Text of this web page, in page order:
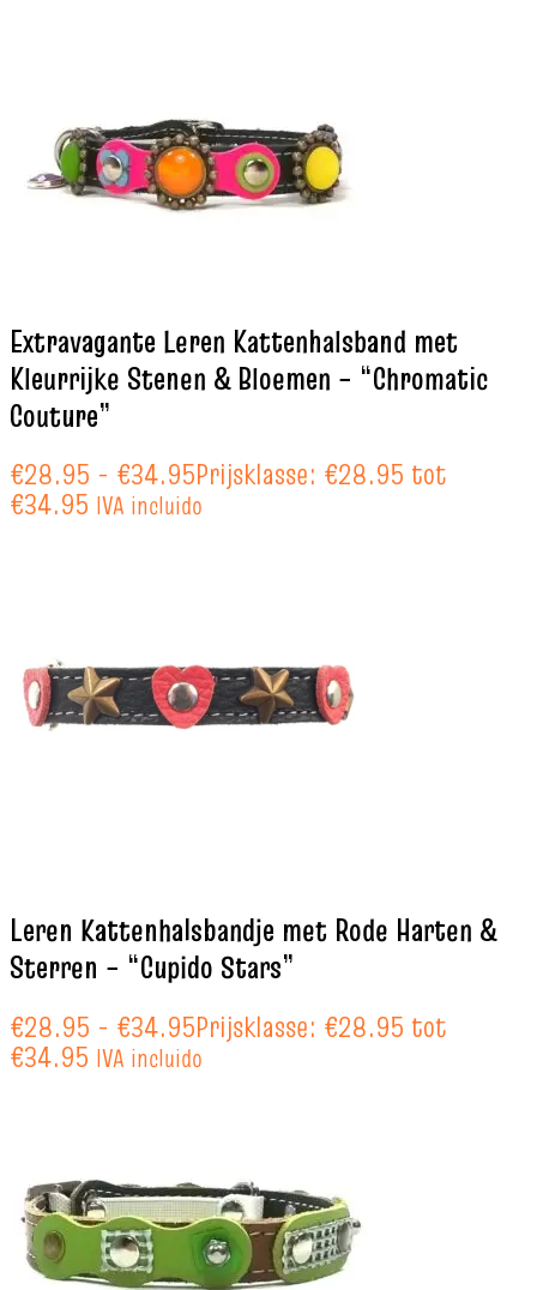
Extravagante Leren Kattenhalsband met
Kleurrijke Stenen & Bloemen – “Chromatic
Couture”
€28.95 - €34.95Prijsklasse: €28.95 tot
€34.95 IVA incluido
Leren Kattenhalsbandje met Rode Harten &
Sterren – “Cupido Stars”
€28.95 - €34.95Prijsklasse: €28.95 tot
€34.95 IVA incluido